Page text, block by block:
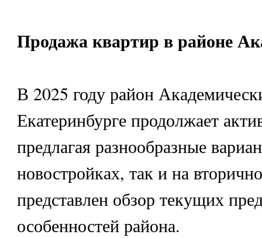
Продажа квартир в районе
В 2025 году район
Екатеринбурге продолжает
предлагая разнообразные
новостройках, так и на
представлен обзор текущих
особенностей района.